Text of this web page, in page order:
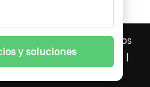
2026 Todos los
| Teléfono:+34 91 527 43 18